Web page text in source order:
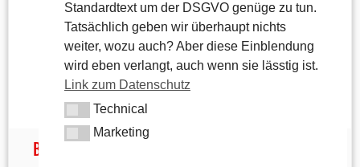
Bergfacetten
Standardtext um der DSGVO genüge zu tun.
Tatsächlich geben wir überhaupt nichts
weiter, wozu auch? Aber diese Einblendung
wird eben verlangt, auch wenn sie lässtig ist.
Link zum Datenschutz
TechnicalTechnical
MarketingMarketing